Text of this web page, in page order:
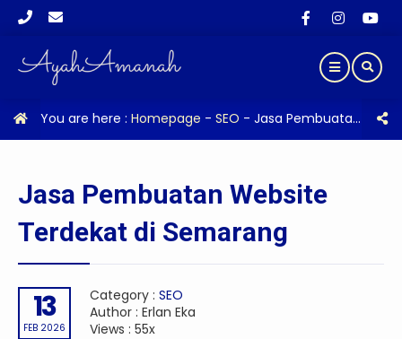
You are here : Homepage - SEO - Jasa Pembuatan Website Terdekat di Semarang
Jasa Pembuatan Website
Terdekat di Semarang
13
FEB 2026
Category : SEO
Author : Erlan Eka
Views : 55x